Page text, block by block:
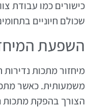
כישורים כמו עבודת
שכולם חיוניים
השפעת
מיחזור מתכות
משמעותית. כאשר
הצורך בהפקת